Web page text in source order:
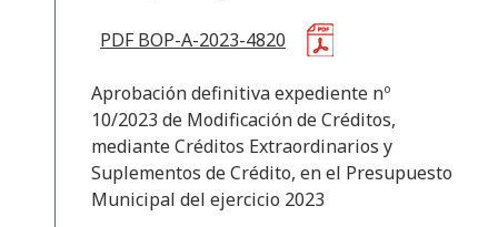
PDF BOP-A-2023-4820
Aprobación definitiva expediente nº
10/2023 de Modificación de Créditos,
mediante Créditos Extraordinarios y
Suplementos de Crédito, en el Presupuesto
Municipal del ejercicio 2023